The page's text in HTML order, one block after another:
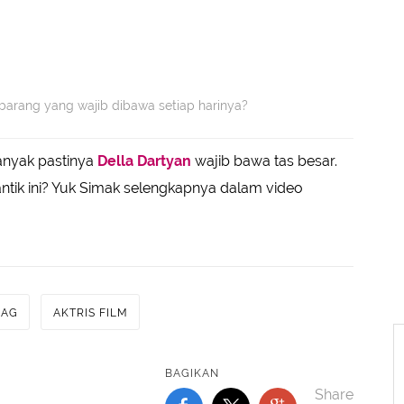
yang wajib dibawa setiap harinya?
pastinya Della Dartyan wajib bawa tas besar.
ini? Yuk Simak selengkapnya dalam video
AKTRIS FILM
BAGIKAN